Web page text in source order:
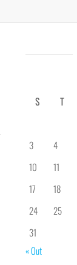
S
T
3
4
10
11
17
18
24
25
31
« Out